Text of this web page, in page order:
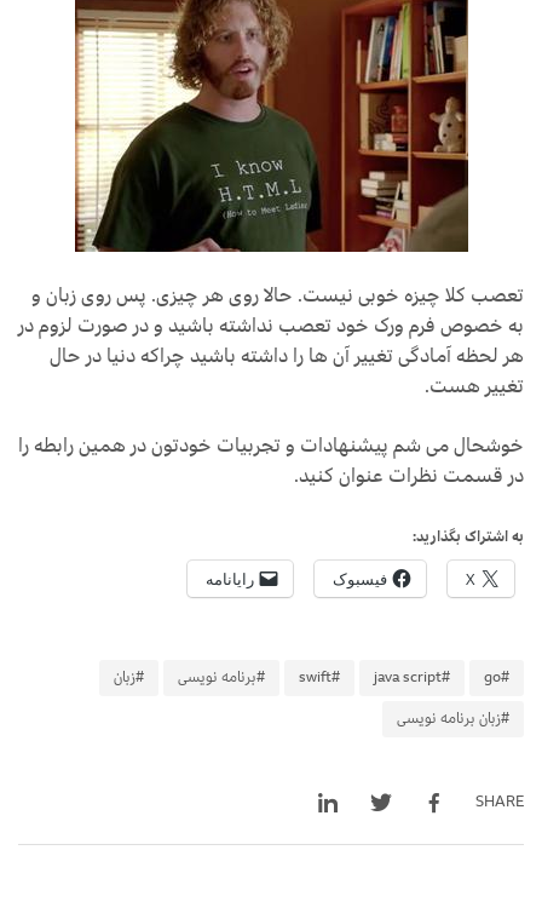
تعصب کلا چیزه خوبی نیست. حالا روی هر چیزی. پس روی زبان و
به خصوص فرم ورک خود تعصب نداشته باشید و در صورت لزوم در
هر لحظه آمادگی تغییر آن ها را داشته باشید چراکه دنیا در حال
تغییر هست.
خوشحال می شم پیشنهادات و تجربیات خودتون در همین رابطه را
در قسمت نظرات عنوان کنید.
به اشتراک بگذارید:
X فیسبوک رایانامه
#go
#java script
#swift #برنامه نویسی
#زبان
#زبان برنامه نویسی
SHARE